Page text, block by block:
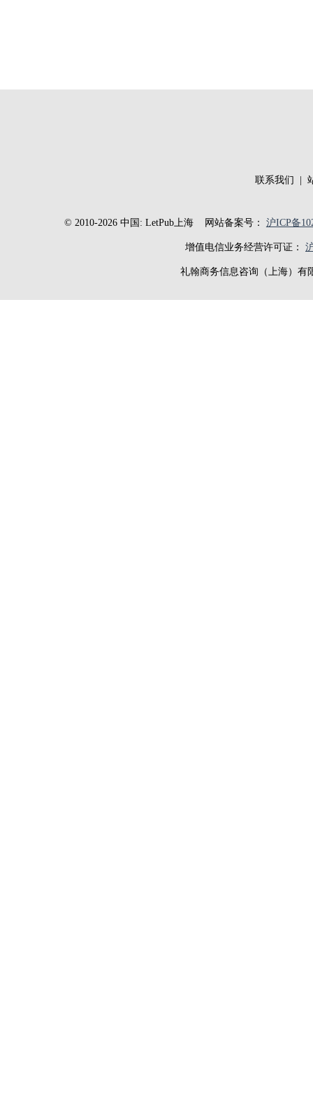
联系我们
© 2010-2026 中国: LetPub上海网站备案号： 沪ICP备
增值电信业务经营许可证：
礼翰商务信息咨询（上海）